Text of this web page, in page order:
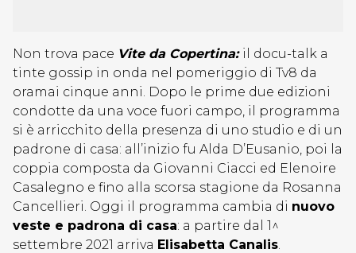
Non trova pace Vite da Copertina: il docu-talk a
tinte gossip in onda nel pomeriggio di Tv8 da
oramai cinque anni. Dopo le prime due edizioni
condotte da una voce fuori campo, il programma
si è arricchito della presenza di uno studio e di un
padrone di casa: all’inizio fu Alda D’Eusanio, poi la
coppia composta da Giovanni Ciacci ed Elenoire
Casalegno e fino alla scorsa stagione da Rosanna
Cancellieri. Oggi il programma cambia di nuovo
veste e padrona di casa: a partire dal 1^
settembre 2021 arriva Elisabetta Canalis.